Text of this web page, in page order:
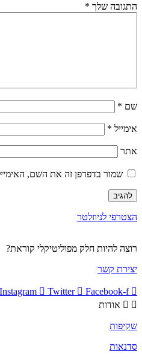
שלך*
*
*
שמור בדפדפן זה את השם, האימייל
לניוזלטר
להיות חלק מפוליטיקלי קוראת?
קשר
Instagram Twitter
אודות